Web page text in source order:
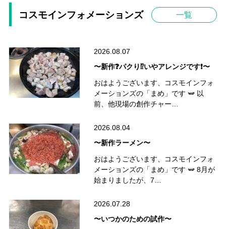
コスモインフォメーションズ 一覧
2026.08.07
〜新作❓パクり⁉️いやアレンジです❗️〜
おはようございます、コスモインフォ
メーションズの「まめ」です 🫛 以
前、他現場の創作チャー…
2026.08.04
〜新作ラーメン〜
おはようございます、コスモインフォ
メーションズの「まめ」です 🫛 8月が
始まりましたが、7…
2026.07.28
〜いつかのための試作〜